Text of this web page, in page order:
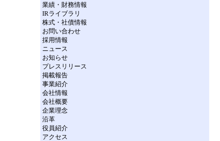
業績・財務情報
IRライブラリ
株式・社債情報
お問い合わせ
採用情報
ニュース
お知らせ
プレスリリース
掲載報告
事業紹介
会社情報
会社概要
企業理念
沿革
役員紹介
アクセス